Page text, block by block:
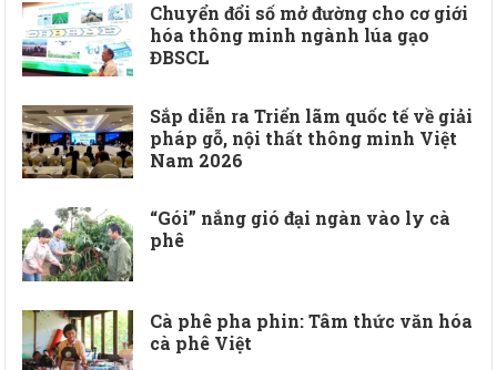
Chuyển đổi số mở đường cho cơ giới
hóa thông minh ngành lúa gạo
ĐBSCL
Sắp diễn ra Triển lãm quốc tế về giải
pháp gỗ, nội thất thông minh Việt
Nam 2026
“Gói” nắng gió đại ngàn vào ly cà
phê
Cà phê pha phin: Tâm thức văn hóa
cà phê Việt